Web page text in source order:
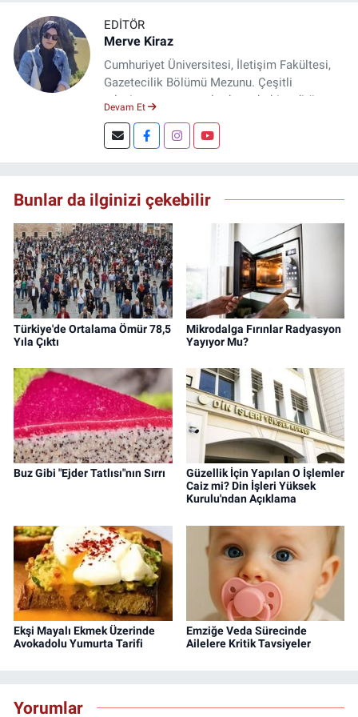
EDITÖR
Merve Kiraz
Cumhuriyet Üniversitesi, İletişim Fakültesi,
Gazetecilik Bölümü Mezunu. Çeşitli
televizyon ve gazetelerde muhabir, editör,
Şuan, www.dogugazetesi.com adlı haber
sitesinin Yazı İşleri Müdürlüğünü yürütmekte.
Devam Et
Bunlar da ilginizi çekebilir
Türkiye'de Ortalama Ömür 78,5
Yıla Çıktı
Mikrodalga Fırınlar Radyasyon
Yayıyor Mu?
Buz Gibi "Ejder Tatlısı"nın Sırrı
Güzellik İçin Yapılan O İşlemler
Caiz mi? Din İşleri Yüksek
Kurulu'ndan Açıklama
Ekşi Mayalı Ekmek Üzerinde
Avokadolu Yumurta Tarifi
Emziğe Veda Sürecinde
Ailelere Kritik Tavsiyeler
Yorumlar